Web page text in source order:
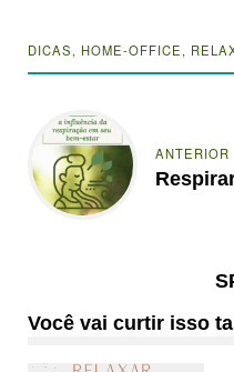
DICAS, HOME-OFFICE,
ANTERIOR
Você vai curtir isso